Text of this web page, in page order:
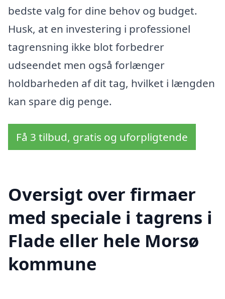
bedste valg for dine behov og budget.
Husk, at en investering i professionel
tagrensning ikke blot forbedrer
udseendet men også forlænger
holdbarheden af dit tag, hvilket i længden
kan spare dig penge.
Få 3 tilbud, gratis og uforpligtende
Oversigt over firmaer
med speciale i tagrens i
Flade eller hele Morsø
kommune